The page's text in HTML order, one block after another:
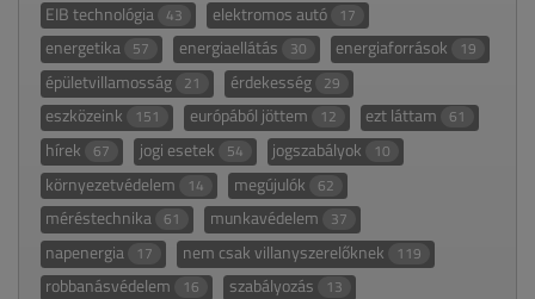
EIB technológia 43 elektromos autó 17
energetika 57 energiaellátás 30 energiaforrások 19
épületvillamosság 21 érdekesség 29
eszközeink 151 európából jöttem 12 ezt láttam 61
hírek 67 jogi esetek 54 jogszabályok 10
környezetvédelem 14 megújulók 62
méréstechnika 61 munkavédelem 37
napenergia 17 nem csak villanyszerelőknek 119
robbanásvédelem 16 szabályozás 13